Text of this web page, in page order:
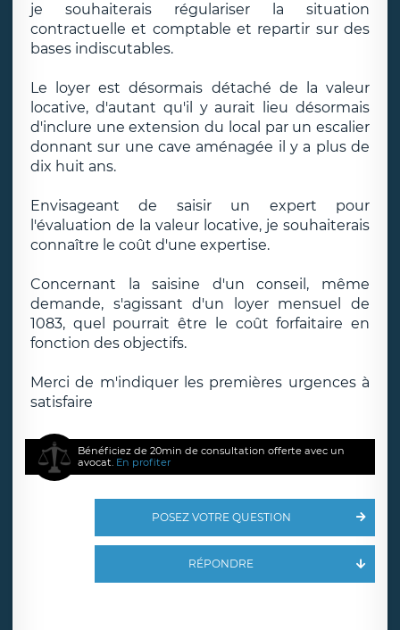
je souhaiterais régulariser la situation
contractuelle et comptable et repartir sur des
bases indiscutables.
Le loyer est désormais détaché de la valeur
locative, d'autant qu'il y aurait lieu désormais
d'inclure une extension du local par un escalier
donnant sur une cave aménagée il y a plus de
dix huit ans.
Envisageant de saisir un expert pour
l'évaluation de la valeur locative, je souhaiterais
connaître le coût d'une expertise.
Concernant la saisine d'un conseil, même
demande, s'agissant d'un loyer mensuel de
1083, quel pourrait être le coût forfaitaire en
fonction des objectifs.
Merci de m'indiquer les premières urgences à
satisfaire
Bénéficiez de 20min de consultation offerte avec un
avocat. En profiter
POSEZ VOTRE QUESTION
RÉPONDRE